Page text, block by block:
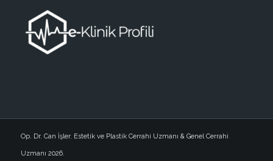
Op. Dr. Can İşler. Estetik ve Plastik Cerrahi Uzmanı & Genel Cerrahi
Uzmanı 2026.